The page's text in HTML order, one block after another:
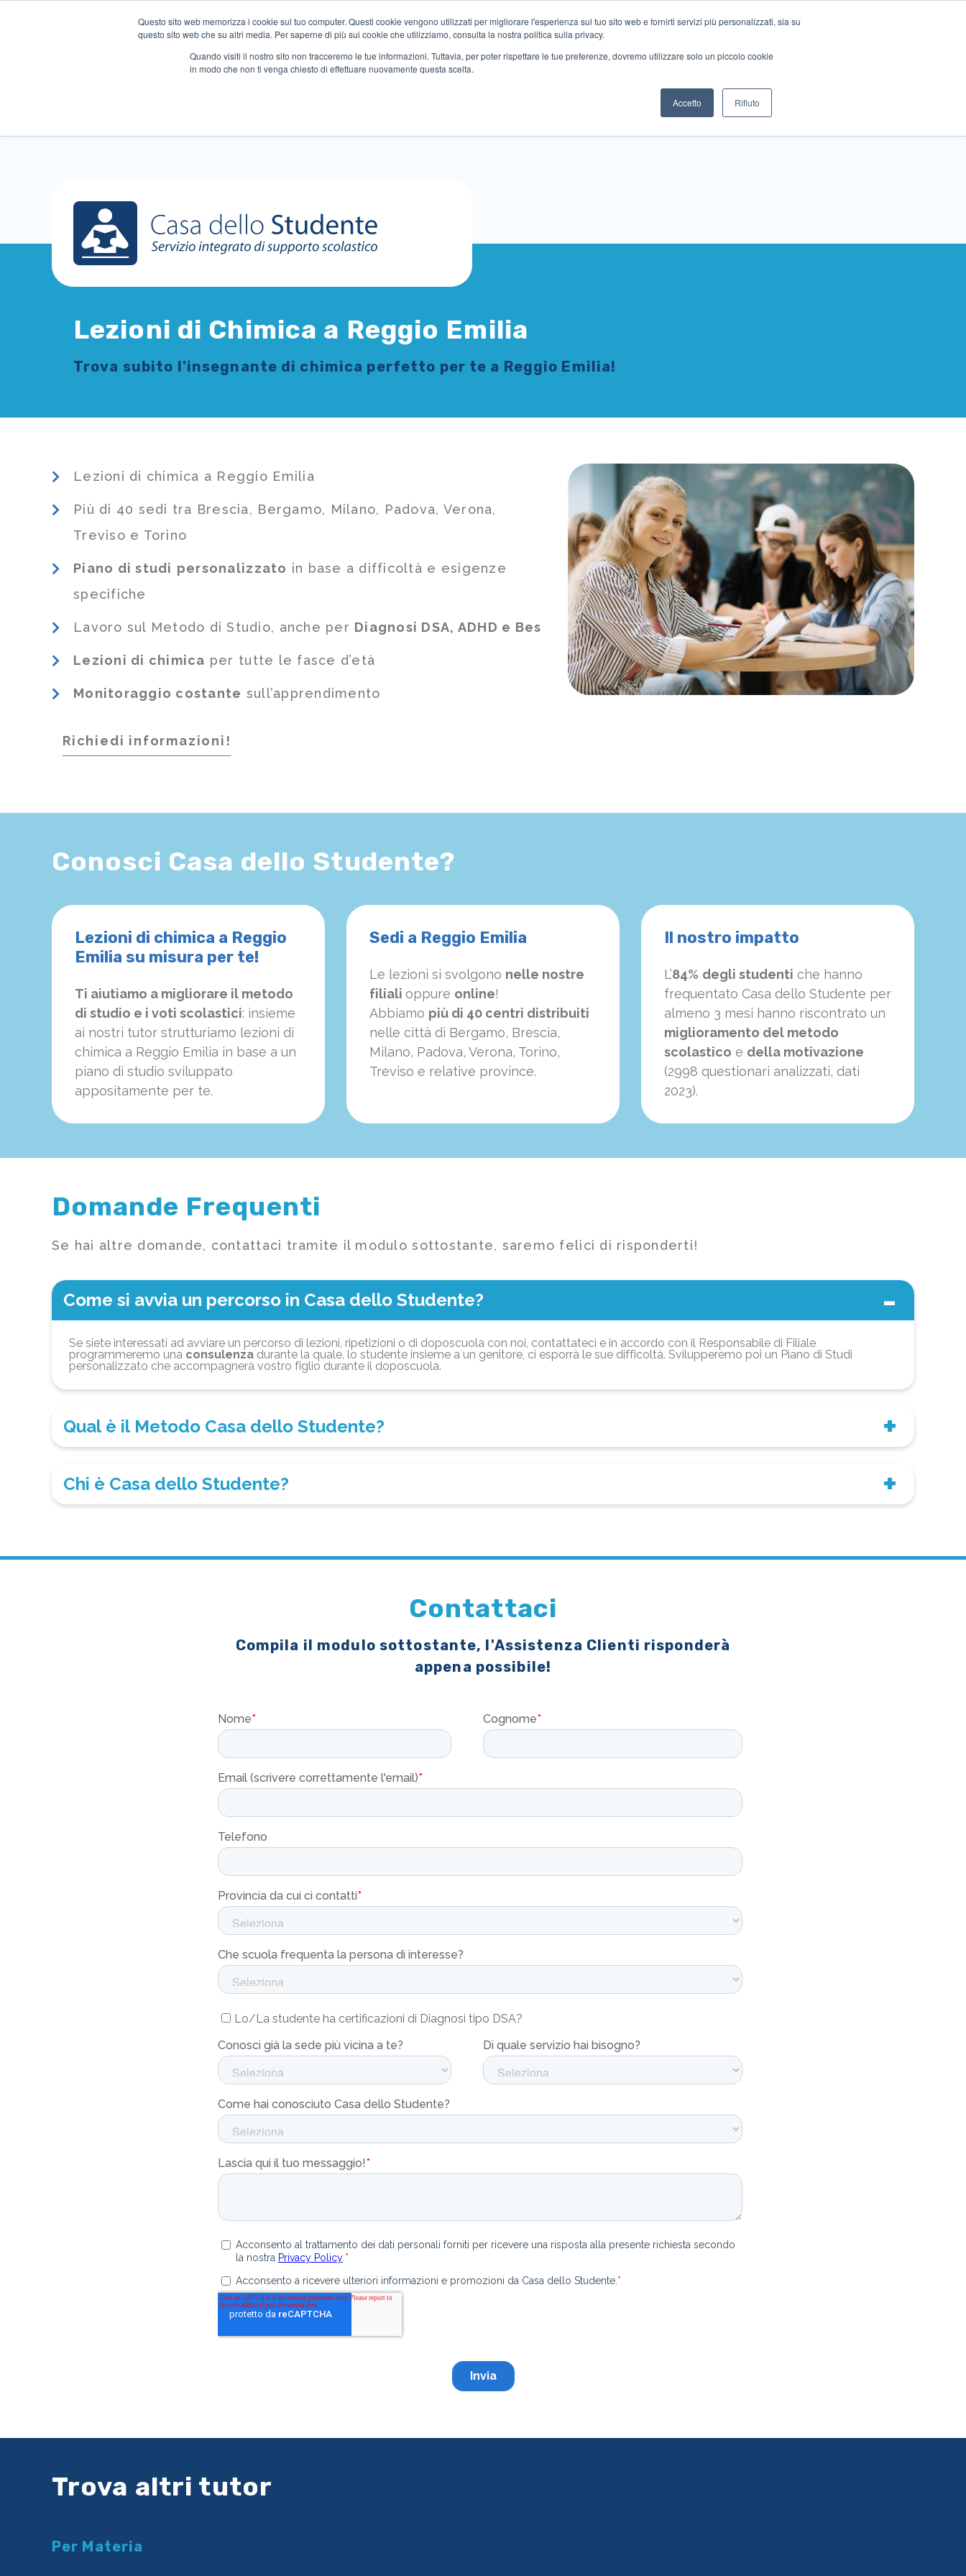
Questo sito web memorizza i cookie sul tuo computer. Questi cookie vengono utilizzati per migliorare l'esperienza sul tuo sito web e fornirti servizi più personalizzati, sia su
questo sito web che su altri media. Per saperne di più sui cookie che utilizziamo, consulta la nostra politica sulla privacy.
Quando visiti il ​​nostro sito non tracceremo le tue informazioni. Tuttavia, per poter rispettare le tue preferenze, dovremo utilizzare solo un piccolo cookie
in modo che non ti venga chiesto di effettuare nuovamente questa scelta.
Accetto Rifiuto
Lezioni di Chimica a Reggio Emilia
Trova subito l'insegnante di chimica perfetto per te a Reggio Emilia!
Lezioni di chimica a Reggio Emilia
Più di 40 sedi tra Brescia, Bergamo, Milano, Padova, Verona,
Treviso e Torino
Piano di studi personalizzato in base a difficoltà e esigenze
specifiche
Lavoro sul Metodo di Studio, anche per Diagnosi DSA, ADHD e Bes
Lezioni di chimica per tutte le fasce d’età
Monitoraggio costante sull’apprendimento
Richiedi informazioni!
Conosci Casa dello Studente?
Lezioni di chimica a Reggio
Emilia su misura per te!
Ti aiutiamo a migliorare il metodo
di studio e i voti scolastici: insieme
ai nostri tutor strutturiamo lezioni di
chimica a Reggio Emilia in base a un
piano di studio sviluppato
appositamente per te.
Sedi a Reggio Emilia
Le lezioni si svolgono nelle nostre
filiali oppure online!
Abbiamo più di 40 centri distribuiti
nelle città di Bergamo, Brescia,
Milano, Padova, Verona, Torino,
Treviso e relative province.
Il nostro impatto
L’84% degli studenti che hanno
frequentato Casa dello Studente per
almeno 3 mesi hanno riscontrato un
miglioramento del metodo
scolastico e della motivazione
(2998 questionari analizzati, dati
2023).
Domande Frequenti
Se hai altre domande, contattaci tramite il modulo sottostante, saremo felici di risponderti!
Come si avvia un percorso in Casa dello Studente?
Se siete interessati ad avviare un percorso di lezioni, ripetizioni o di doposcuola con noi, contattateci e in accordo con il Responsabile di Filiale
programmeremo una consulenza durante la quale, lo studente insieme a un genitore, ci esporrà le sue difficoltà. Svilupperemo poi un Piano di Studi
personalizzato che accompagnerà vostro figlio durante il doposcuola.
Qual è il Metodo Casa dello Studente?
Chi è Casa dello Studente?
Contattaci
Compila il modulo sottostante, l'Assistenza Clienti risponderà
appena possibile!
Trova altri tutor
Per Materia